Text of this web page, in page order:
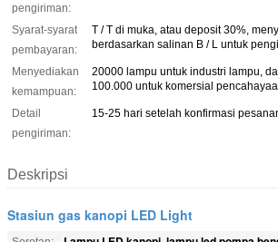
pengiriman:
Syarat-syarat
pembayaran:
T / T di muka, atau deposit 30%,
berdasarkan salinan B / L untuk
Menyediakan
kemampuan:
20000 lampu untuk industri lampu,
100.000 untuk komersial
Detail
pengiriman:
15-25 hari setelah konfirmasi
Deskripsi
Stasiun gas kanopi LED Light